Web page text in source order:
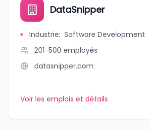
DataSnipper
Industrie: Software Development
201-500 employés
datasnipper.com
Voir les emplois et détails